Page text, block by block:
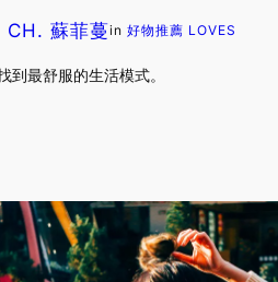
CH. 蘇菲蔓in 好物推薦 LOVES
最舒服的生活模式。